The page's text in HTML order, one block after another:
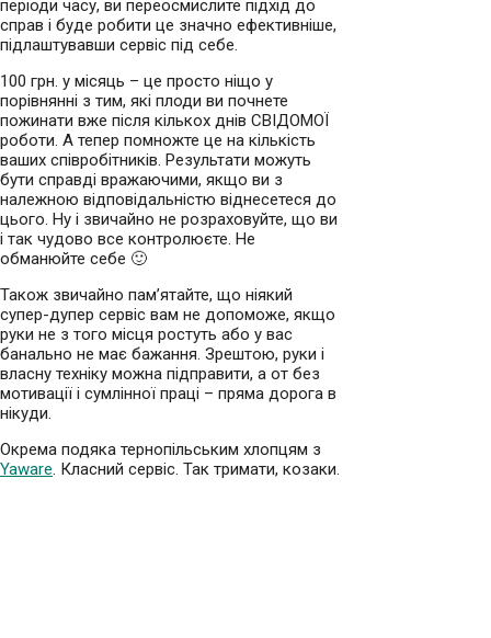
періоди часу, ви переосмислите підхід до
справ і буде робити це значно ефективніше,
підлаштувавши сервіс під себе.
100 грн. у місяць – це просто ніщо у
порівнянні з тим, які плоди ви почнете
пожинати вже після кількох днів СВІДОМОЇ
роботи. А тепер помножте це на кількість
ваших співробітників. Результати можуть
бути справді вражаючими, якщо ви з
належною відповідальністю віднесетеся до
цього. Ну і звичайно не розраховуйте, що ви
і так чудово все контролюєте. Не
обманюйте себе 🙂
Також звичайно пам’ятайте, що ніякий
супер-дупер сервіс вам не допоможе, якщо
руки не з того місця ростуть або у вас
банально не має бажання. Зрештою, руки і
власну техніку можна підправити, а от без
мотивації і сумлінної праці – пряма дорога в
нікуди.
Окрема подяка тернопільським хлопцям з
Yaware. Класний сервіс. Так тримати, козаки.